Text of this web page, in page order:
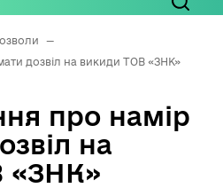
—
дозвіл на викиди ТОВ «ЗНК»
про намір
на
«ЗНК»